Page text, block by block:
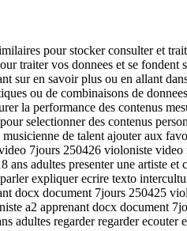
pour stocker consulter et
traiter vos donnees et se fondent
sur en savoir plus ou en allant
ou de combinaisons de
la performance des contenus
selectionner des contenus
de talent ajouter aux
7jours 250426 violoniste video
adultes presenter une artiste
expliquer ecrire texto
docx document 7jours 250425
a2 apprenant docx document
adultes regarder regarder ecouter